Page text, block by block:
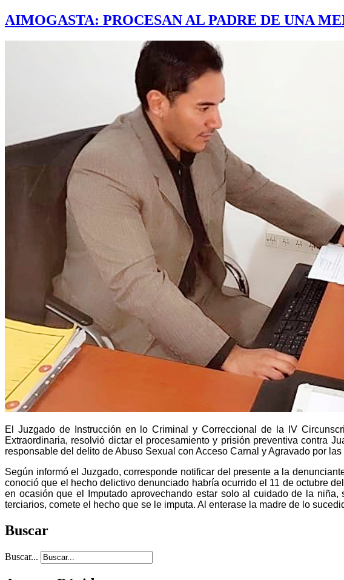
AIMOGASTA: PROCESAN AL PADRE DE UNA
El Juzgado de Instrucción en lo Criminal y Correccional de la IV
Extraordinaria, resolvió dictar el procesamiento y prisión preventiva contra
responsable del delito de Abuso Sexual con Acceso Carnal y Agravado por
Según informó el Juzgado, corresponde notificar del presente a la
conoció que el hecho delictivo denunciado habría ocurrido el 11 de octubre
en ocasión que el Imputado aprovechando estar solo al cuidado de la
terciarios, comete el hecho que se le imputa. Al enterase la madre de lo
Buscar
Buscar...